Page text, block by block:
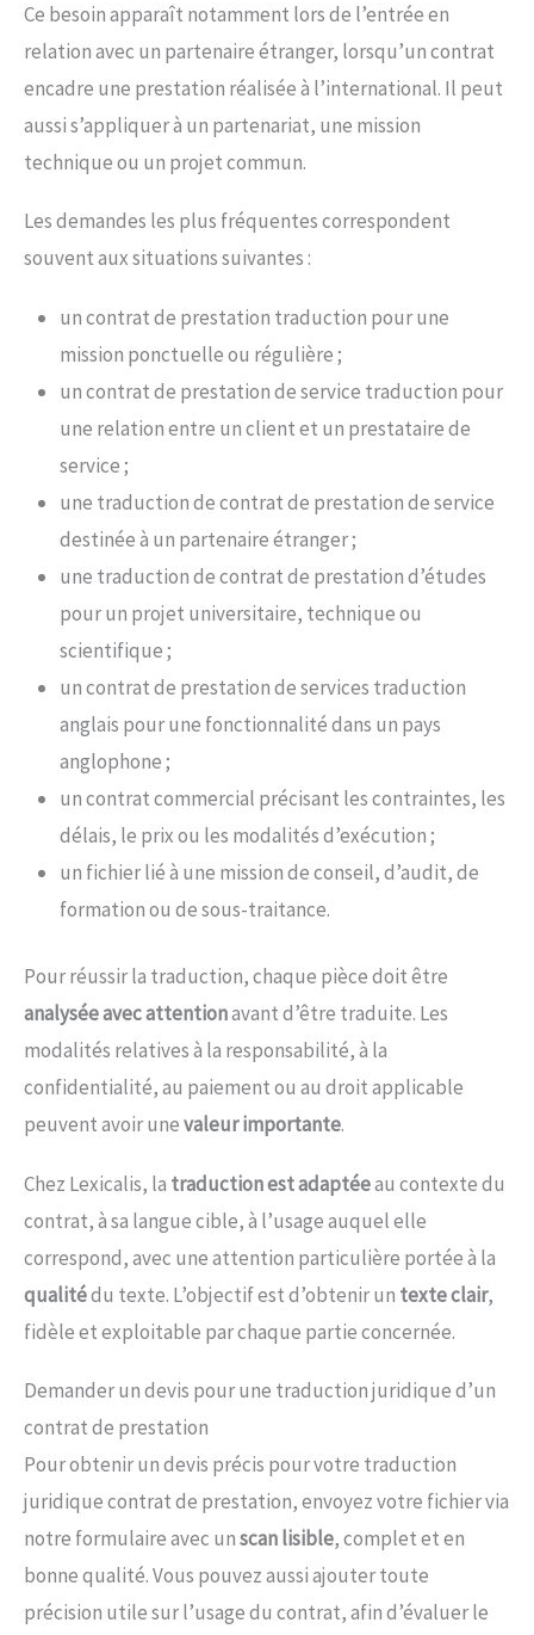
Ce besoin apparaît notamment lors de l’entrée en
relation avec un partenaire étranger, lorsqu’un contrat
encadre une prestation réalisée à l’international. Il peut
aussi s’appliquer à un partenariat, une mission
technique ou un projet commun.
Les demandes les plus fréquentes correspondent
souvent aux situations suivantes :
un contrat de prestation traduction pour une
mission ponctuelle ou régulière ;
un contrat de prestation de service traduction pour
une relation entre un client et un prestataire de
service ;
une traduction de contrat de prestation de service
destinée à un partenaire étranger ;
une traduction de contrat de prestation d’études
pour un projet universitaire, technique ou
scientifique ;
un contrat de prestation de services traduction
anglais pour une fonctionnalité dans un pays
anglophone ;
un contrat commercial précisant les contraintes, les
délais, le prix ou les modalités d’exécution ;
un fichier lié à une mission de conseil, d’audit, de
formation ou de sous-traitance.
Pour réussir la traduction, chaque pièce doit être
analysée avec attentionavant d’être traduite. Les
modalités relatives à la responsabilité, à la
confidentialité, au paiement ou au droit applicable
peuvent avoir unevaleur importante.
Chez Lexicalis, la traduction est adaptéeau contexte du
contrat, à sa langue cible, à l’usage auquel elle
correspond, avec une attention particulière portée à la
qualitédu texte. L’objectif est d’obtenir un texte clair,
fidèle et exploitable par chaque partie concernée.
Demander un devis pour une traduction juridique d’un
contrat de prestation
Pour obtenir un devis précis pour votre traduction
juridique contrat de prestation, envoyez votre fichier via
notre formulaire avec unscan lisible, complet et en
bonne qualité. Vous pouvez aussi ajouter toute
précision utile sur l’usage du contrat, afin d’évaluer le